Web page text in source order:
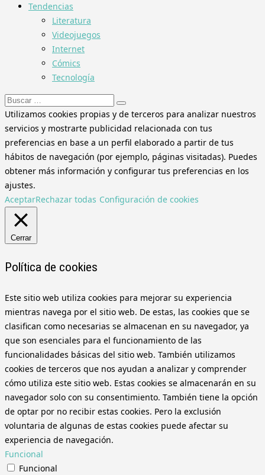
Tendencias
Literatura
Videojuegos
Internet
Cómics
Tecnología
Buscar:
Utilizamos cookies propias y de terceros para analizar nuestros
servicios y mostrarte publicidad relacionada con tus
preferencias en base a un perfil elaborado a partir de tus
hábitos de navegación (por ejemplo, páginas visitadas). Puedes
obtener más información y configurar tus preferencias en los
ajustes.
AceptarRechazar todas Configuración de cookies
Cerrar
Política de cookies
Este sitio web utiliza cookies para mejorar su experiencia
mientras navega por el sitio web. De estas, las cookies que se
clasifican como necesarias se almacenan en su navegador, ya
que son esenciales para el funcionamiento de las
funcionalidades básicas del sitio web. También utilizamos
cookies de terceros que nos ayudan a analizar y comprender
cómo utiliza este sitio web. Estas cookies se almacenarán en su
navegador solo con su consentimiento. También tiene la opción
de optar por no recibir estas cookies. Pero la exclusión
voluntaria de algunas de estas cookies puede afectar su
experiencia de navegación.
Funcional
Funcional